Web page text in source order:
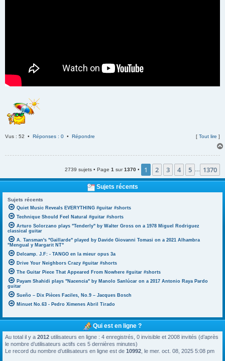
Vus : 52 • Réponses : 0 • Répondre [ Tout lire ]
2739 sujets • Page 1 sur1370 • 1 2 3 4 5 1370
Sujets récents
Sujets récents
Quiet Music Reveals EVERYTHING #guitar #shorts
Technique Should Feel Natural #guitar #shorts
Arturo Solorzano plays "Tenderly" by Walter Gross on a 1978 Miguel Rodriguez
classical guitar
A. Tansman's "Gaillarde" played by Davide Giovanni Tomasi on a 2021 Alhambra
"Mengual y Margarit NT"
Delcamp. J.F: - TANGO en la mieur opus 3a
Drive Your Neighbors Crazy #guitar #shorts
The Guitar Piece That Appeared From Nowhere #guitar #shorts
Payam Shahidi plays "Nacencia" by Manolo Sanlúcar on a 2017 Antonio Raya Pardo
guitar
Sueño – Dix Pièces Faciles, No.9 – Jacques Bosch
Minuet No.63 - Pedro Ximenes Abril Tirado
Qui est en ligne ?
Au total il y a 2012 utilisateurs en ligne : 4 enregistrés, 0 invisible et 2008 invités (d’après
le nombre d’utilisateurs actifs ces 5 dernières minutes)
Le record du nombre d’utilisateurs en ligne est de 10992 , le mer. oct. 08, 2025 5:08 pm